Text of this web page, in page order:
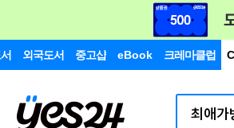
외국도서 중고샵 eBook 크레마클럽